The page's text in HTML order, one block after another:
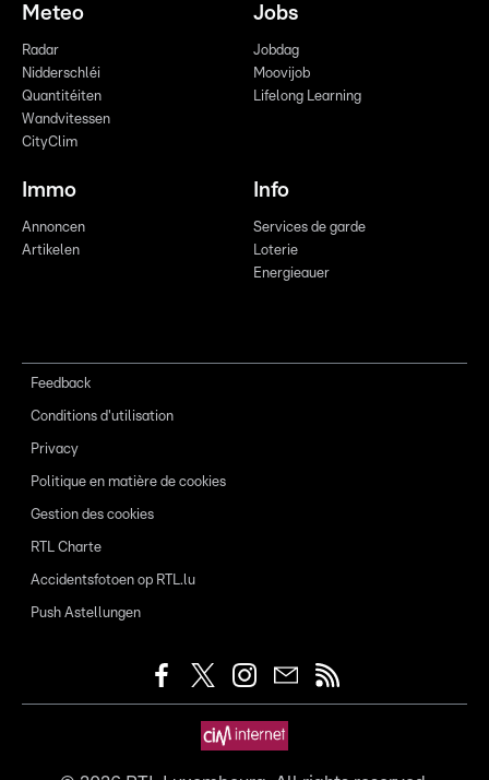
Meteo
Radar
Nidderschléi
Quantitéiten
Wandvitessen
CityClim
Jobs
Jobdag
Moovijob
Lifelong Learning
Immo
Annoncen
Artikelen
Info
Services de garde
Loterie
Energieauer
Feedback
Conditions d'utilisation
Privacy
Politique en matière de cookies
Gestion des cookies
RTL Charte
Accidentsfotoen op RTL.lu
Push Astellungen